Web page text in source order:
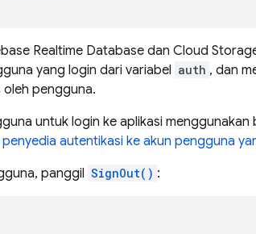
Realtime Database dan Cloud
yang login dari variabel auth , dan
pengguna.
untuk login ke aplikasi
autentikasi ke akun pengguna
panggil SignOut() :